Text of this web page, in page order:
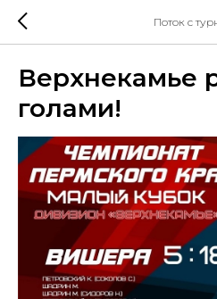
Поток с
Верхнекамье
голами!